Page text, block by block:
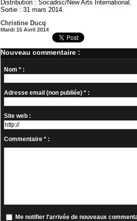
Distribution : Socadisc/New Arts International.
Sortie : 31 mars 2014.
Christine Ducq
Mardi 15 Avril 2014
Nouveau commentaire :
Nom * :
Adresse email (non publiée) * :
Site web :
Commentaire * :
Me notifier l'arrivée de nouveaux